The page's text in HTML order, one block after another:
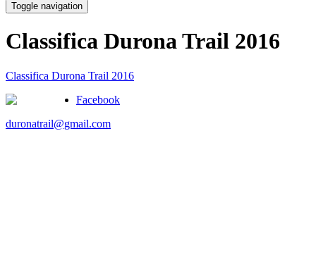
Toggle navigation
Classifica Durona Trail 2016
Classifica Durona Trail 2016
Facebook
duronatrail@gmail.com